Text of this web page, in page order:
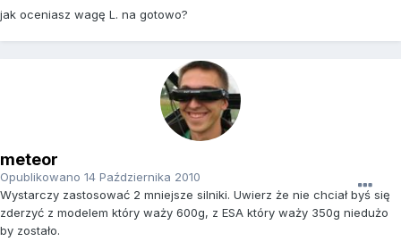
jak oceniasz wagę L. na gotowo?
meteor
Opublikowano 14 Października 2010
Wystarczy zastosować 2 mniejsze silniki. Uwierz że nie chciał byś się
zderzyć z modelem który waży 600g, z ESA który waży 350g niedużo
by zostało.